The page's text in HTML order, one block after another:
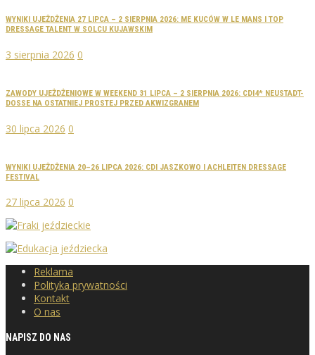
WYNIKI UJEŻDŻENIA 27 LIPCA – 2 SIERPNIA 2026: ME KUCÓW W LE MANS I TOP
DRESSAGE TALENT W SOLCU KUJAWSKIM
3 sierpnia 2026 0
ZAWODY UJEŻDŻENIOWE W WEEKEND 31 LIPCA – 2 SIERPNIA 2026: CDI4* NEUSTADT-
DOSSE NA OSTATNIEJ PROSTEJ PRZED AKWIZGRANEM
30 lipca 2026 0
WYNIKI UJEŻDŻENIA 20–26 LIPCA 2026: CDI JASZKOWO I ACHLEITEN DRESSAGE
FESTIVAL
27 lipca 2026 0
Reklama
Polityka prywatności
Kontakt
O nas
NAPISZ DO NAS